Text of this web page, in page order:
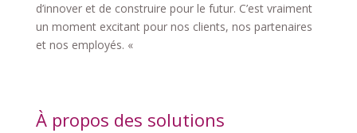
d’innover et de construire pour le futur. C’est vraiment
un moment excitant pour nos clients, nos partenaires
et nos employés. «
À propos des solutions